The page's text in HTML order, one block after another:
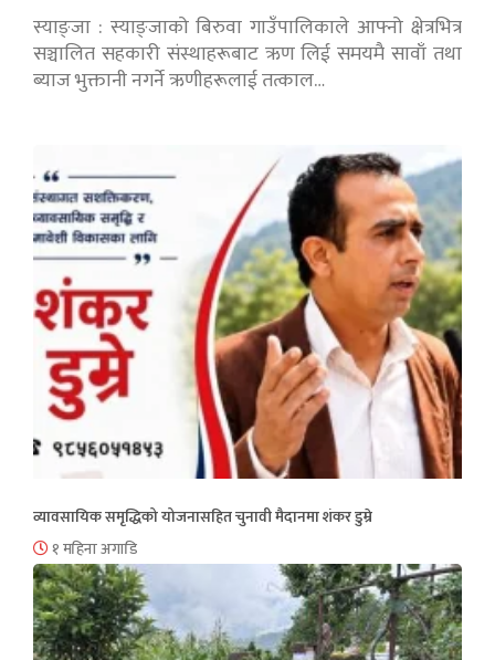
स्याङ्जा : स्याङ्जाको बिरुवा गाउँपालिकाले आफ्नो क्षेत्रभित्र
सञ्चालित सहकारी संस्थाहरूबाट ऋण लिई समयमै सावाँ तथा
ब्याज भुक्तानी नगर्ने ऋणीहरूलाई तत्काल…
व्यावसायिक समृद्धिको योजनासहित चुनावी मैदानमा शंकर डुम्रे
१ महिना अगाडि